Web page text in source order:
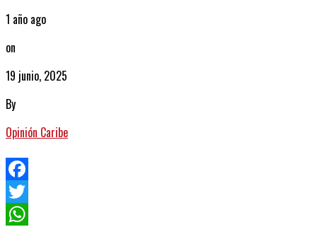
1 año ago
on
19 junio, 2025
By
Opinión Caribe
Facebook
Twitter